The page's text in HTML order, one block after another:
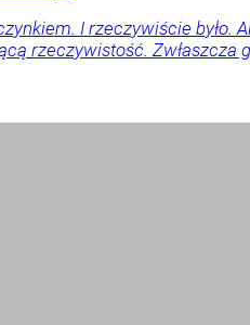
I rzeczywiście było.
rzeczywistość. Zwłaszcza